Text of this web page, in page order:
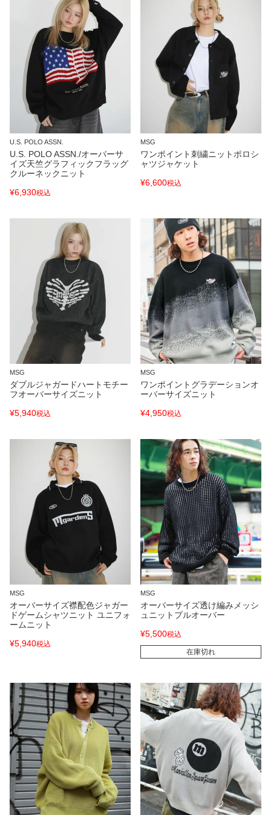
U.S. POLO ASSN.
U.S. POLO ASSN./オーバーサ
イズ天竺グラフィックフラッグ
クルーネックニット
¥6,930税込
MSG
ワンポイント刺繍ニットポロシ
ャツジャケット
¥6,600税込
MSG
ダブルジャガードハートモチー
フオーバーサイズニット
¥5,940税込
MSG
ワンポイントグラデーションオ
ーバーサイズニット
¥4,950税込
MSG
オーバーサイズ襟配色ジャガー
ドゲームシャツニット ユニフォ
ームニット
¥5,940税込
MSG
オーバーサイズ透け編みメッシ
ュニットプルオーバー
¥5,500税込
在庫切れ